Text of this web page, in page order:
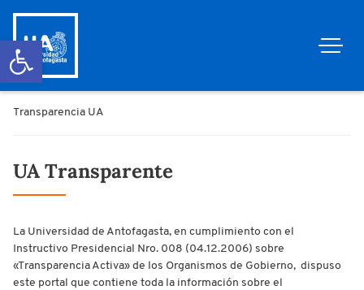
Abrir barra de herramientas
Transparencia UA
UA Transparente
La Universidad de Antofagasta, en cumplimiento con el
Instructivo Presidencial Nro. 008 (04.12.2006) sobre
«Transparencia Activa» de los Organismos de Gobierno, dispuso
este portal que contiene toda la información sobre el